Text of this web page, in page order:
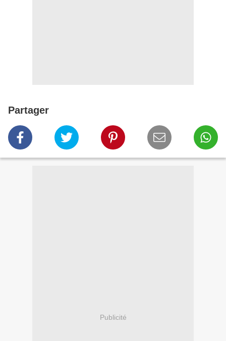
Partager
Publicité